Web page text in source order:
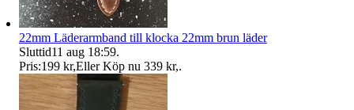
22mm Läderarmband till klocka 22mm brun läder
Sluttid11 aug 18:59.
Pris:199 kr,Eller Köp nu 339 kr,.